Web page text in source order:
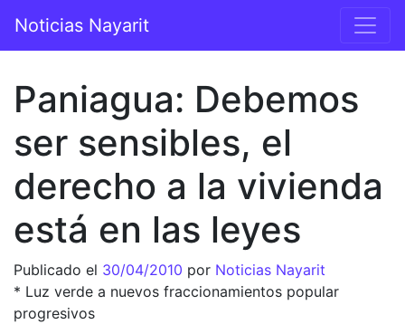
Navegación principal
Noticias Nayarit
Paniagua: Debemos
ser sensibles, el
derecho a la vivienda
está en las leyes
Publicado el 30/04/2010 por Noticias Nayarit
* Luz verde a nuevos fraccionamientos popular
progresivos